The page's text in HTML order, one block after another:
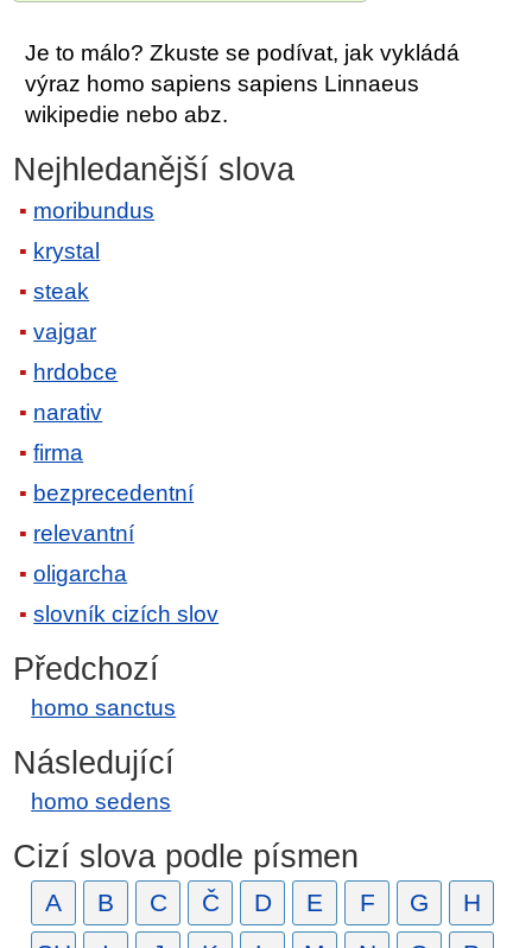
Je to málo? Zkuste se podívat, jak vykládá
výraz homo sapiens sapiens Linnaeus
wikipedie nebo abz.
Nejhledanější slova
moribundus
krystal
steak
vajgar
hrdobce
narativ
firma
bezprecedentní
relevantní
oligarcha
slovník cizích slov
Předchozí
homo sanctus
Následující
homo sedens
Cizí slova podle písmen
A B C Č D E F G
H